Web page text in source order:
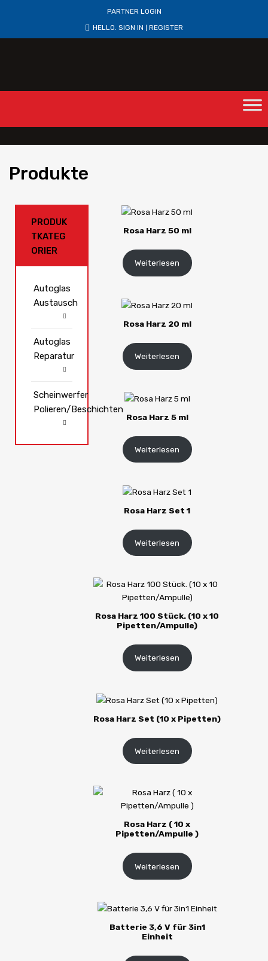
PARTNER LOGIN
HELLO. SIGN IN REGISTER
Produkte
PRODUK
TKATEG
ORIER
Autoglas
Austausch
Autoglas
Reparatur
Scheinwerfer
Polieren/Beschichten
Rosa Harz 50 ml
Weiterlesen
Rosa Harz 20 ml
Weiterlesen
Rosa Harz 5 ml
Weiterlesen
Rosa Harz Set 1
Weiterlesen
Rosa Harz 100 Stück. (10 x 10
Pipetten/Ampulle)
Weiterlesen
Rosa Harz Set (10 x Pipetten)
Weiterlesen
Rosa Harz ( 10 x
Pipetten/Ampulle )
Weiterlesen
Batterie 3,6 V für 3in1
Einheit